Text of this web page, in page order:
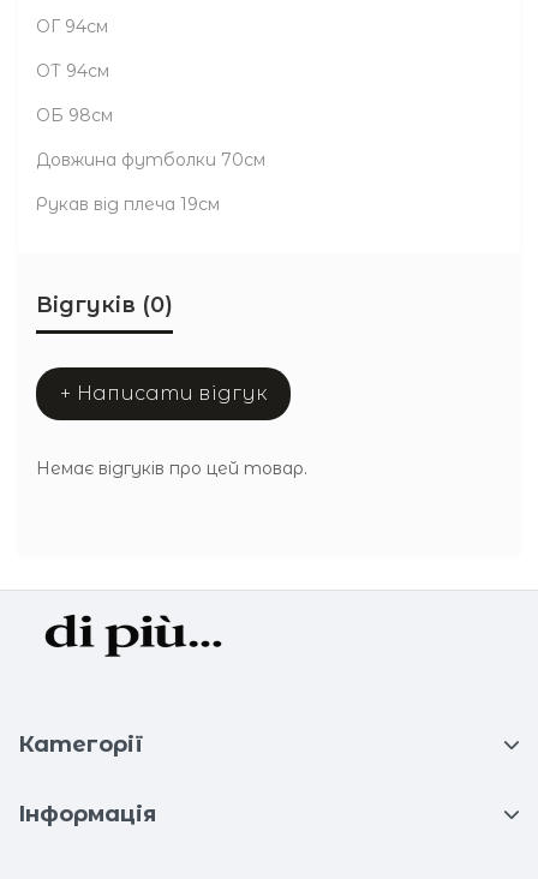
ОГ 94см
ОТ 94см
ОБ 98см
Довжина футболки 70см
Рукав від плеча 19см
Відгуків (0)
+ Написати відгук
Немає відгуків про цей товар.
Категорії
Інформація